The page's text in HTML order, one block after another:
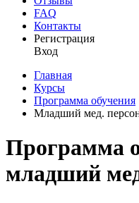
FAQ
Контакты
Регистрация
Вход
Главная
Курсы
Программа обучения
Младший мед.
Программа
младший